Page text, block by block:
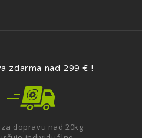
zdarma nad 299 € !
za dopravu nad 20kg